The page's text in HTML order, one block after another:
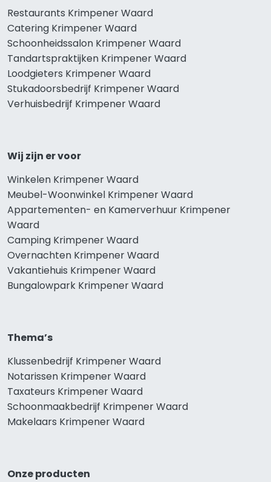
Restaurants Krimpener Waard
Catering Krimpener Waard
Schoonheidssalon Krimpener Waard
Tandartspraktijken Krimpener Waard
Loodgieters Krimpener Waard
Stukadoorsbedrijf Krimpener Waard
Verhuisbedrijf Krimpener Waard
Wij zijn er voor
Winkelen Krimpener Waard
Meubel-Woonwinkel Krimpener Waard
Appartementen- en Kamerverhuur Krimpener
Waard
Camping Krimpener Waard
Overnachten Krimpener Waard
Vakantiehuis Krimpener Waard
Bungalowpark Krimpener Waard
Thema’s
Klussenbedrijf Krimpener Waard
Notarissen Krimpener Waard
Taxateurs Krimpener Waard
Schoonmaakbedrijf Krimpener Waard
Makelaars Krimpener Waard
Onze producten